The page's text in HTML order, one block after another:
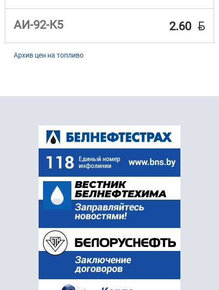
АИ-92-К5 2.60 BYN
Архив цен на топливо